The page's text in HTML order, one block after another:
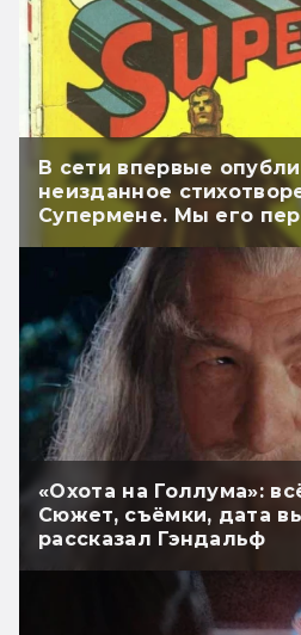
В сети впервые
неизданное
Супермене. Мы его
«Охота на Голлума»:
Сюжет, съёмки, дата
рассказал Гэндальф